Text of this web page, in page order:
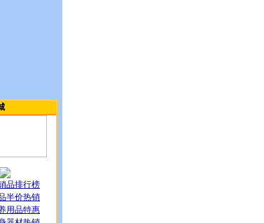
品排行榜
半价热销
用品特惠